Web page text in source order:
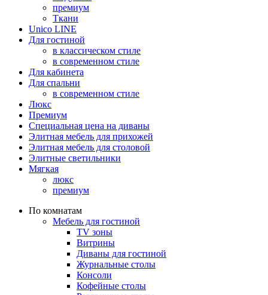
премиум
Ткани
Unico LINE
Для гостиной
в классическом стиле
в современном стиле
Для кабинета
Для спальни
в современном стиле
Люкс
Премиум
Специальная цена на диваны
Элитная мебель для прихожей
Элитная мебель для столовой
Элитные светильники
Мягкая
люкс
премиум
По комнатам
Мебель для гостиной
TV зоны
Витрины
Диваны для гостиной
Журнальные столы
Консоли
Кофейные столы